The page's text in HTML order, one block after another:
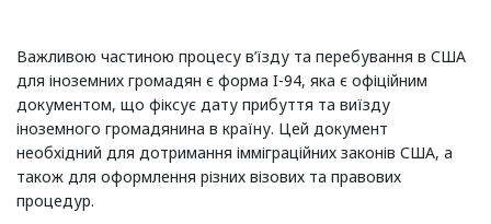
Важливою частиною процесу в’їзду та перебування в США
для іноземних громадян є форма I-94, яка є офіційним
документом, що фіксує дату прибуття та виїзду
іноземного громадянина в країну. Цей документ
необхідний для дотримання імміграційних законів США, а
також для оформлення різних візових та правових
процедур.